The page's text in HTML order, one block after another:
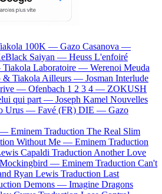
100K — Gazo Casanova —
Saiyan — Heuss L'enfoiré
Tiakola Laboratoire — Werenoi Meuda
& Tiakola Ailleurs — Josman Interlude
— Ofenbach 1 2 3 4 — ZOKUSH
qui part — Joseph Kamel Nouvelles
Urus — Favé (FR) DIE — Gazo
— Eminem Traduction The Real Slim
Without Me — Eminem Traduction
Capaldi Traduction Another Love
Mockingbird — Eminem Traduction Can't
Ryan Lewis Traduction Last
Demons — Imagine Dragons